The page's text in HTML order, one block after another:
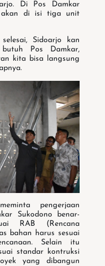
Di Pos Damkar
akan di isi tiga unit
Sidoarjo kan
Pos Damkar,
kita bisa langsung
pengerjaan
Sukodono benar-
RAB (Rencana
bahan harus sesuai
Selain itu
standar kontruksi
yang dibangun